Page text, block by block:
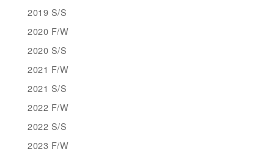
2019 S/S
2020 F/W
2020 S/S
2021 F/W
2021 S/S
2022 F/W
2022 S/S
2023 F/W